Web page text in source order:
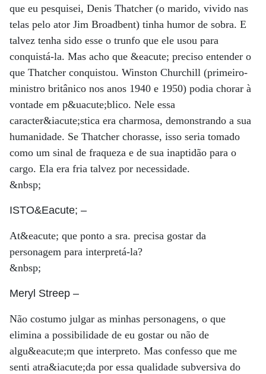
que eu pesquisei, Denis Thatcher (o marido, vivido nas
telas pelo ator Jim Broadbent) tinha humor de sobra. E
talvez tenha sido esse o trunfo que ele usou para
conquistá-la. Mas acho que &eacute; preciso entender o
que Thatcher conquistou. Winston Churchill (primeiro-
ministro britânico nos anos 1940 e 1950) podia chorar à
vontade em p&uacute;blico. Nele essa
caracter&iacute;stica era charmosa, demonstrando a sua
humanidade. Se Thatcher chorasse, isso seria tomado
como um sinal de fraqueza e de sua inaptidão para o
cargo. Ela era fria talvez por necessidade.
&nbsp;
ISTO&Eacute; –
At&eacute; que ponto a sra. precisa gostar da
personagem para interpretá-la?
&nbsp;
Meryl Streep –
Não costumo julgar as minhas personagens, o que
elimina a possibilidade de eu gostar ou não de
algu&eacute;m que interpreto. Mas confesso que me
senti atra&iacute;da por essa qualidade subversiva do